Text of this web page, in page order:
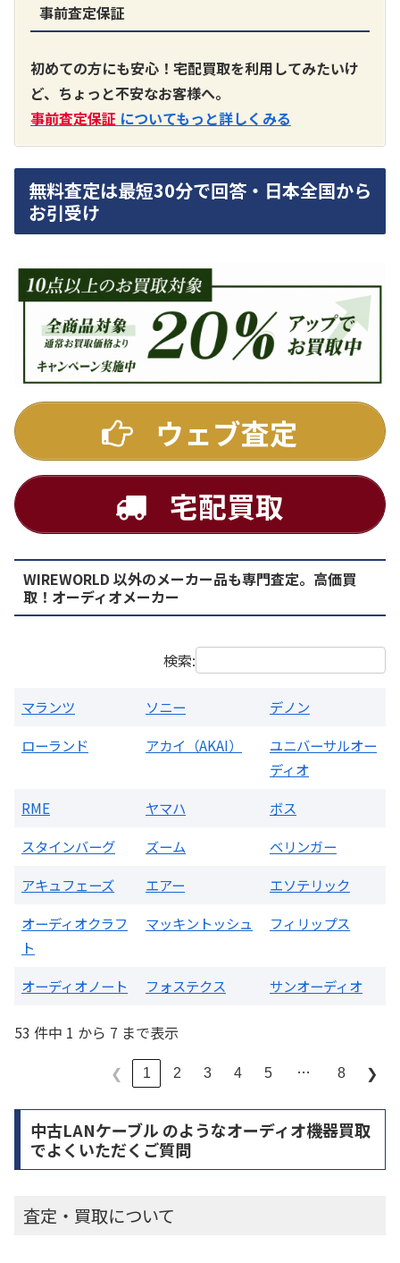
A3300 真空管プリアンプ
買取価格：お問合せください
SONY
DA7000ES アンプ
買取価格：お問合せください
DENON
PMA-1500AE プリメインアンプ
買取価格：お問合せください
事前査定保証
初めての方にも安心！宅配買取を利用してみたいけ
ど、ちょっと不安なお客様へ。
事前査定保証 についてもっと詳しくみる
無料査定は最短30分で回答・日本全国から
お引受け
ウェブ査定
宅配買取
WIREWORLD 以外のメーカー品も専門査定。高価買
取！オーディオメーカー
検索:
マランツ ソニー
デノン
ローランド
アカイ（AKAI）
ユニバーサルオー
ディオ
RME
ヤマハ
ボス
スタインバーグ
ズーム
ベリンガー
アキュフェーズ
エアー
エソテリック
オーディオクラフ
ト
マッキントッシュ フィリップス
オーディオノート フォステクス サンオーディオ
53 件中 1 から 7 まで表示
❮ 1 2 3 4 5 … 8 ❯
中古LANケーブル のようなオーディオ機器買取
でよくいただくご質問
査定・買取について